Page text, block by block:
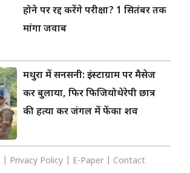
होने पर रद्द करेंगे परीक्षा? 1 सितंबर तक
मांगा जवाब
मथुरा में सनसनी: इंस्टाग्राम पर मैसेज
कर बुलाया, फिर फिजियोथेरेपी छात्र
की हत्या कर जंगल में फेंका शव
Privacy Policy E-Paper
Contact